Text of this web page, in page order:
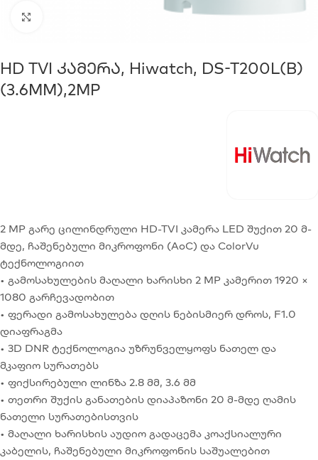
HD TVI Კამერა, Hiwatch, DS-T200L(B)
(3.6MM),2MP
2 MP გარე ცილინდრული HD-TVI კამერა LED შუქით 20 მ-
მდე, ჩაშენებული მიკროფონი (AoC) და ColorVu
ტექნოლოგიით
• გამოსახულების მაღალი ხარისხი 2 MP კამერით 1920 ×
1080 გარჩევადობით
• ფერადი გამოსახულება დღის ნებისმიერ დროს, F1.0
დიაფრაგმა
• 3D DNR ტექნოლოგია უზრუნველყოფს ნათელ და
მკაფიო სურათებს
• ფიქსირებული ლინზა 2.8 მმ, 3.6 მმ
• თეთრი შუქის განათების დიაპაზონი 20 მ-მდე ღამის
ნათელი სურათებისთვის
• მაღალი ხარისხის აუდიო გადაცემა კოაქსიალური
კაბელის, ჩაშენებული მიკროფონის საშუალებით